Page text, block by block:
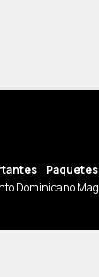
Dominicano